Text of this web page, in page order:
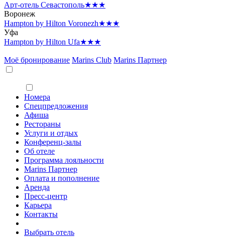
Арт-отель Севастополь★★★
Воронеж
Hampton by Hilton Voronezh★★★
Уфа
Hampton by Hilton Ufa★★★
Моё бронирование Marins Club Marins Партнер
Номера
Спецпредложения
Афиша
Рестораны
Услуги и отдых
Конференц-залы
Об отеле
Программа лояльности
Marins Партнер
Оплата и пополнение
Аренда
Пресс-центр
Карьера
Контакты
Выбрать отель